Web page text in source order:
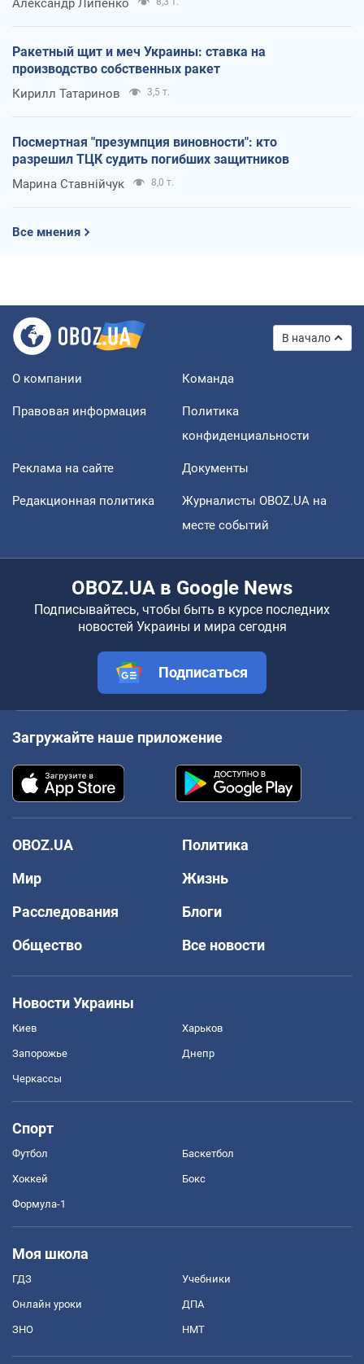
Александр Липенко
Ракетный щит и меч Украины: ставка на
производство собственных ракет
Кирилл Татаринов 3,5 т.
Посмертная "презумпция виновности": кто
разрешил ТЦК судить погибших защитников
Марина Ставнійчук 8,0 т.
Все мнения
В начало
О компании Команда
Правовая информация
Политика
конфиденциальности
Реклама на сайте Документы
Редакционная политика
Журналисты OBOZ.UA на
месте событий
OBOZ.UA в Google News
Подписывайтесь, чтобы быть в курсе последних
новостей Украины и мира сегодня
Подписаться
Загружайте наше приложение
OBOZ.UA
Политика
Мир
Жизнь
Расследования
Блоги
Общество
Все новости
Новости Украины
Киев Харьков
Запорожье Днепр
Черкассы
Спорт
Футбол Баскетбол
Хоккей Бокс
Формула-1
Моя школа
ГДЗ Учебники
Онлайн уроки ДПА
ЗНО НМТ